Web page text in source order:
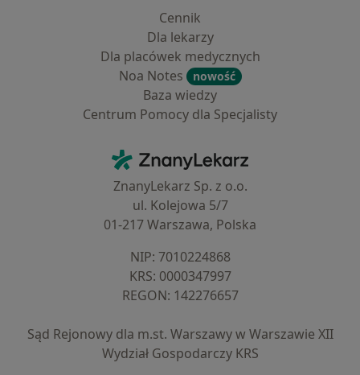
Cennik
Dla lekarzy
Dla placówek medycznych
Noa Notes
nowość
Baza wiedzy
Centrum Pomocy dla Specjalisty
ZnanyLekarz - Strona główna
ZnanyLekarz Sp. z o.o.
ul. Kolejowa 5/7
01-217 Warszawa, Polska
NIP: ⁠7010224868
KRS: ⁠0000347997
REGON: ⁠142276657
Sąd Rejonowy dla m.st. Warszawy w Warszawie XII
Wydział Gospodarczy KRS